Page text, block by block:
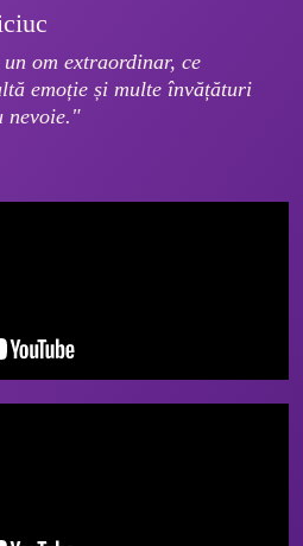
un om extraordinar, ce
emoție și multe învățături
nevoie."